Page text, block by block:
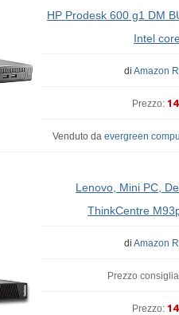
HP Prodesk 600 g1 DM
Intel
di Amazon
Prezzo:
Venduto da evergreen
Lenovo, Mini PC,
ThinkCentre
di Amazon
Prezzo
Prezzo: